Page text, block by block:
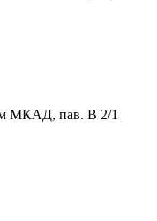
МКАД, пав. В 2/1